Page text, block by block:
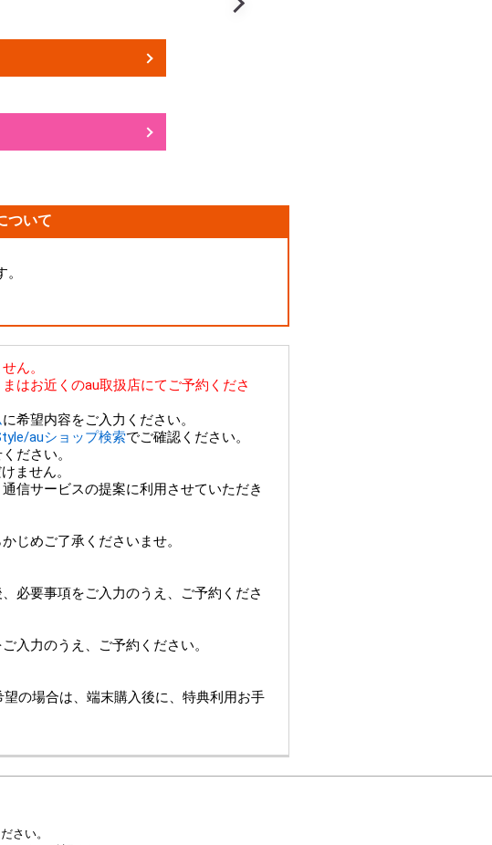
ついて
ん。
はお近くのau取扱店にてご予約くださ
に希望内容をご入力ください。
auショップ検索でご確認ください。
ださい。
ません。
信サービスの提案に利用させていただき
じめご了承くださいませ。
必要事項をご入力のうえ、ご予約くださ
入力のうえ、ご予約ください。
の場合は、端末購入後に、特典利用お手
さい。